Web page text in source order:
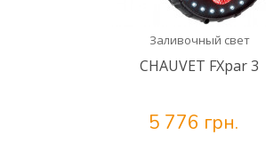
Заливочный свет
CHAUVET FXpar 3
5 776 грн.